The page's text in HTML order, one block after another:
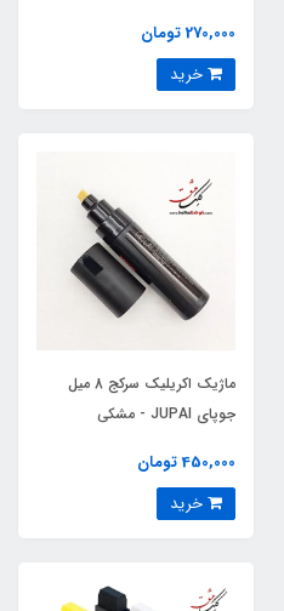
270,000 تومان
ماژیک اکریلیک سرکج 8 میل
جوپای JUPAI - مشکی
450,000 تومان